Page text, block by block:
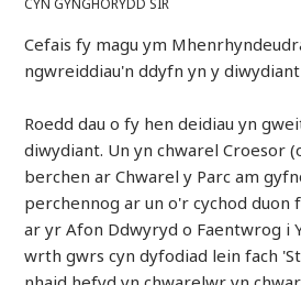
CYN GYNGHORYDD SIR
Cefais fy magu ym
ngwreiddiau'n ddyfn yn y
Roedd dau o fy hen deidiau yn
diwydiant. Un yn chwarel Croesor
berchen ar Chwarel y Parc am
perchennog ar un o'r cychod duon
ar yr Afon Ddwyryd o Faentwrog i
wrth gwrs cyn dyfodiad lein fach